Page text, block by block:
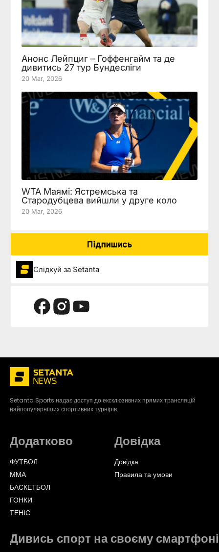
Анонс Лейпциг – Гоффенгайм та де
дивитись 27 тур Бундесліги
20 Mar, 2026
WTA Маямі: Ястремська та
Стародубцева вийшли у друге коло
20 Mar, 2026
Підпишись
Слідкуй за Setanta
Setanta Sports надає доступ до ексклюзивних прямих трансляцій
найпопулярніших спортивних турнірів.
Додатково
ФУТБОЛ
ММА
БАСКЕТБОЛ
ГОНКИ
TЕНІС
Довідка
Довідка
Правила та умови
Дивись спорт на своєму смартфоні